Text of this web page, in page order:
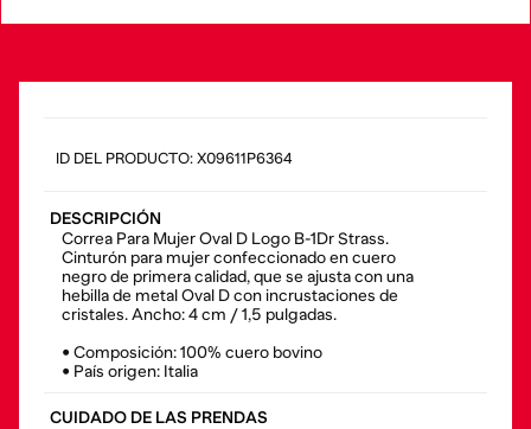
: X09611P6364
DESCRIPCIÓN
Correa Para Mujer Oval D Logo B-1Dr Strass.
Cinturón para mujer confeccionado en cuero
negro de primera calidad, que se ajusta con una
hebilla de metal Oval D con incrustaciones de
cristales. Ancho: 4 cm / 1,5 pulgadas.
• Composición: 100% cuero bovino
• País origen: Italia
CUIDADO DE LAS PRENDAS